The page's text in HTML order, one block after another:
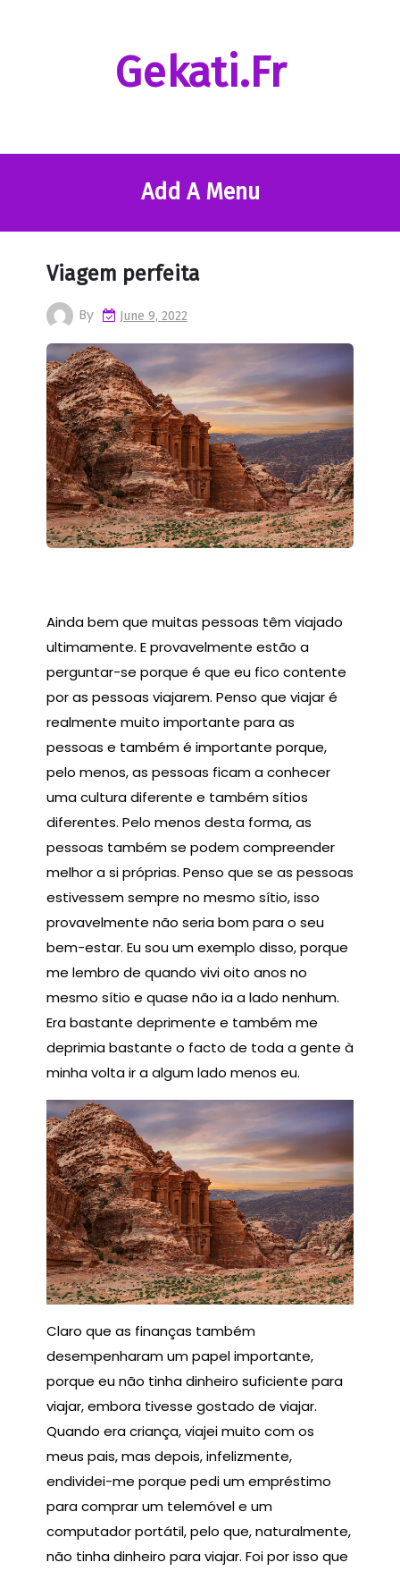
Gekati.fr
Add A Menu
Viagem perfeita
By June 9, 2022
Ainda bem que muitas pessoas têm viajado
ultimamente. E provavelmente estão a
perguntar-se porque é que eu fico contente
por as pessoas viajarem. Penso que viajar é
realmente muito importante para as
pessoas e também é importante porque,
pelo menos, as pessoas ficam a conhecer
uma cultura diferente e também sítios
diferentes. Pelo menos desta forma, as
pessoas também se podem compreender
melhor a si próprias. Penso que se as pessoas
estivessem sempre no mesmo sítio, isso
provavelmente não seria bom para o seu
bem-estar. Eu sou um exemplo disso, porque
me lembro de quando vivi oito anos no
mesmo sítio e quase não ia a lado nenhum.
Era bastante deprimente e também me
deprimia bastante o facto de toda a gente à
minha volta ir a algum lado menos eu.
Claro que as finanças também
desempenharam um papel importante,
porque eu não tinha dinheiro suficiente para
viajar, embora tivesse gostado de viajar.
Quando era criança, viajei muito com os
meus pais, mas depois, infelizmente,
endividei-me porque pedi um empréstimo
para comprar um telemóvel e um
computador portátil, pelo que, naturalmente,
não tinha dinheiro para viajar. Foi por isso que